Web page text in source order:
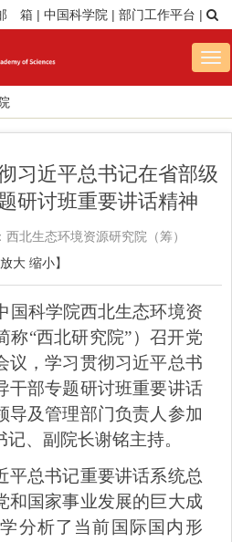
箱 | 中国科学院 | 部门工作平台 |
习近平总书记在省部级
研讨班重要讲话精神
西北生态环境资源研究院（筹）
放大 缩小】
国科学院西北生态环境资
称“西北研究院”）召开党
议，学习贯彻习近平总书
干部专题研讨班重要讲话
导及管理部门负责人参加
、副院长谢铭主持。
平总书记重要讲话系统总
和国家事业发展的巨大成
分析了当前国际国内形